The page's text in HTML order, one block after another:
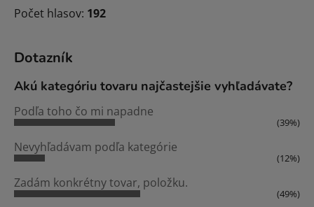
Počet hlasov: 192
Dotazník
Akú kategóriu tovaru najčastejšie vyhľadávate?
Podľa toho čo mi napadne
(39%)
Nevyhľadávam podľa kategórie
(12%)
Zadám konkrétny tovar, položku.
(49%)